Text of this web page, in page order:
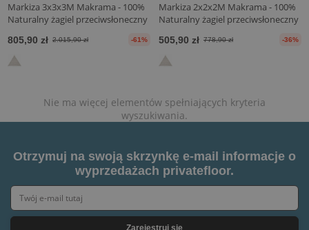
Markiza 3x3x3M Makrama - 100%
Naturalny żagiel przeciwsłoneczny
805,90 zł 2.015,90 zł -61%
Markiza 2x2x2M Makrama - 100%
Naturalny żagiel przeciwsłoneczny
505,90 zł 778,90 zł -36%
Nie ma więcej elementów spełniających kryteria
wyszukiwania.
Otrzymuj na swoją skrzynkę e-mail informacje o
wyprzedażach privatefloor.